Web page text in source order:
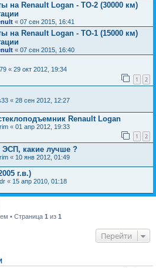
на Renault Logan - ТО-2 (30000 км)
« 07 сен 2015, 16:41
на Renault Logan - ТО-1 (15000 км)
« 07 сен 2015, 16:40
« 29 окт 2012, 19:34
1 2
« 28 сен 2012, 12:27
Renault Logan
« 01 апр 2012, 19:33
1 2
ЭСП, какие лучше ?
« 10 янв 2012, 01:49
г.в.)
« 15 апр 2010, 01:18
• Страница 1 из 1
Перейти